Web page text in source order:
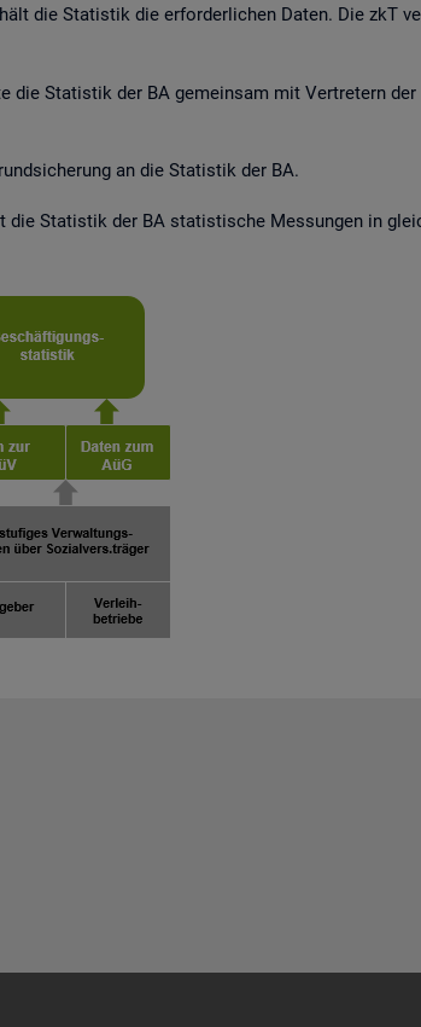
die Sta­tis­tik die er­for­der­li­chen Daten. Die zkT
die Sta­tis­tik der BA ge­mein­sam mit Ver­tre­tern
an die Sta­tis­tik der BA.
die Sta­tis­tik der BA sta­tis­ti­sche Mes­sun­gen in